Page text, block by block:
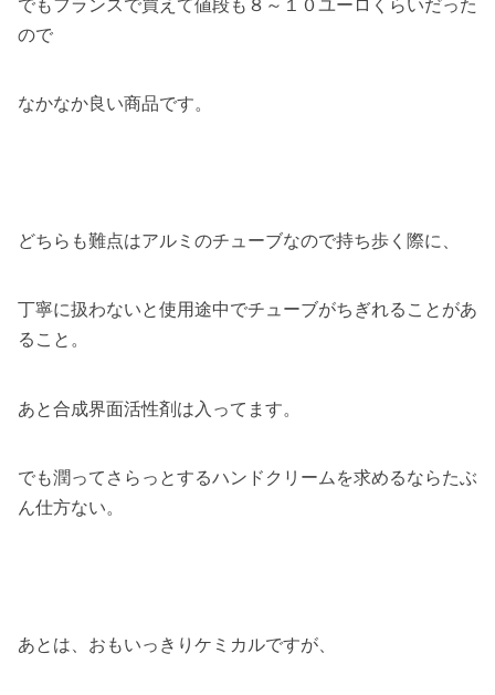
でもフランスで買えて値段も８～１０ユーロくらいだった
ので
なかなか良い商品です。
どちらも難点はアルミのチューブなので持ち歩く際に、
丁寧に扱わないと使用途中でチューブがちぎれることがあ
ること。
あと合成界面活性剤は入ってます。
でも潤ってさらっとするハンドクリームを求めるならたぶ
ん仕方ない。
あとは、おもいっきりケミカルですが、